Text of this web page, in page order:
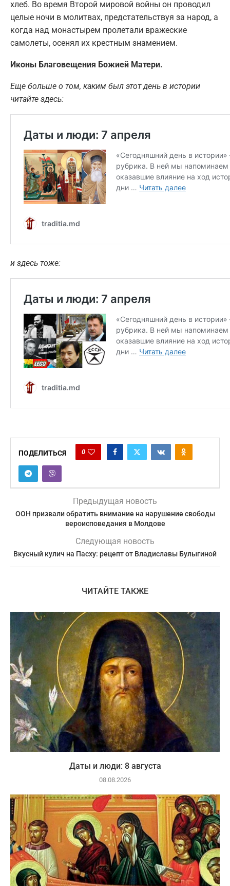
хлеб. Во время Второй мировой войны он проводил
целые ночи в молитвах, предстательствуя за народ, а
когда над монастырем пролетали вражеские
самолеты, осенял их крестным знамением.
Иконы Благовещения Божией Матери.
Еще больше о том, каким был этот день в истории
читайте здесь:
и здесь тоже:
ПОДЕЛИТЬСЯ 0
Предыдущая новость
ООН призвали обратить внимание на нарушение свободы
вероисповедания в Молдове
Следующая новость
Вкусный кулич на Пасху: рецепт от Владиславы Булыгиной
ЧИТАЙТЕ ТАКЖЕ
Даты и люди: 8 августа
08.08.2026